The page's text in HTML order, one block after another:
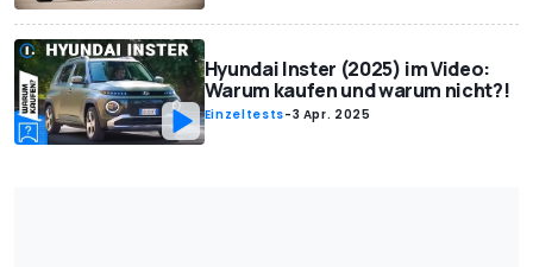
Hyundai Inster (2025) im Video:
Warum kaufen und warum nicht?!
Einzeltests-3 Apr. 2025